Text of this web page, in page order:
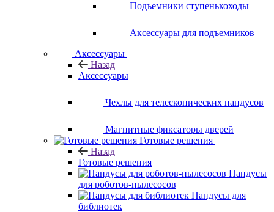
Подъемники ступенькоходы
Аксессуары для подъемников
Аксессуары
Назад
Аксессуары
Чехлы для телескопических пандусов
Магнитные фиксаторы дверей
Готовые решения
Назад
Готовые решения
Пандусы
для роботов-пылесосов
Пандусы для
библиотек